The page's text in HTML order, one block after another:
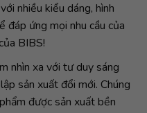
nhiều kiểu dáng, hình
đáp ứng mọi nhu cầu của
BIBS!
nhìn xa với tư duy sáng
sản xuất đổi mới. Chúng
được sản xuất bền